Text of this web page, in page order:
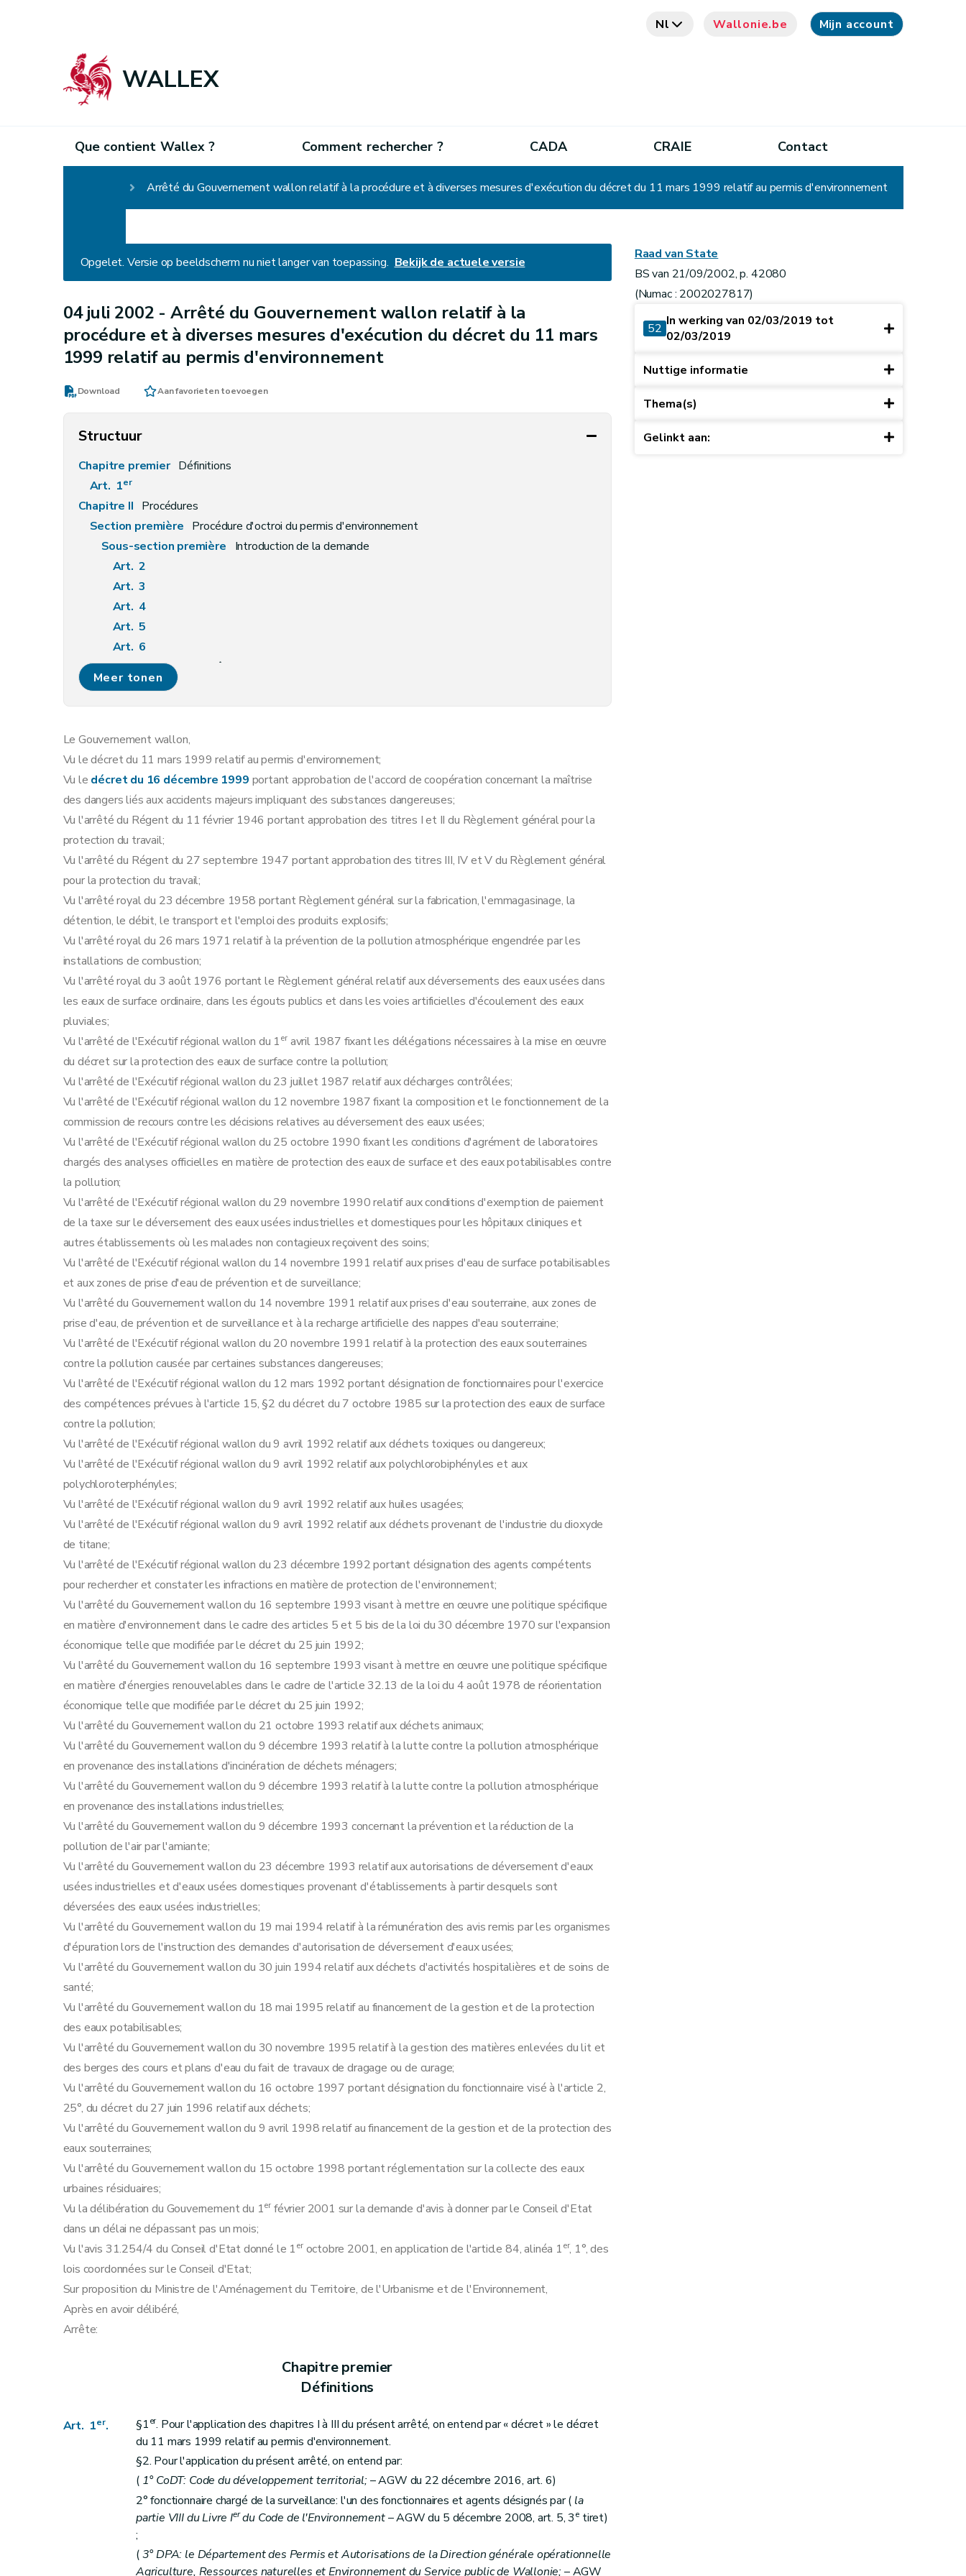
Nl Wallonie.be Mijn account
WALLEX
Que contient Wallex ? Comment rechercher ? CADA CRAIE Contact
Arrêté du Gouvernement wallon relatif à la procédure et à diverses mesures d'exécution du décret du 11 mars 1999 relatif au permis d'environnement
Opgelet. Versie op beeldscherm nu niet langer van toepassing. Bekijk de actuele versie
04 juli 2002 - Arrêté du Gouvernement wallon relatif à la
procédure et à diverses mesures d'exécution du décret du 11 mars
1999 relatif au permis d'environnement
Download Aan favorieten toevoegen
Structuur
Chapitre premier Définitions
Art. 1er
Chapitre II Procédures
Section première Procédure d'octroi du permis d'environnement
Sous-section première
Introduction de la demande
Art. 2
Art. 3
Art. 4
Art. 5
Art. 6
Sous-section 2
Enquête publique
Art. 7
Art. 10
Art. 11
Art. 12
Art. 13
Sous-section 3
Modalités de la concertation administrative relative aux demandes de permis d'environnement
Art. 14
Art. 15
Art. 16
Art. 17
Sous-section 4 Contenu minimum des avis requis lors de l'instruction des demandes de permis d'environnement
Art. 18
Sous-section 5 Contenu du permis d'environnement
Art. 19
Sous-section 6 Modalités d'instruction des recours dirigés contre les décisions relatives aux demandes de permis d'environnement
Art. 21
Art. 22
Art. 23
Art. 24
Art. 25
Art. 26
Sous-section 7 Tenue des registres des permis d'environnement
Art. 27
Art. 28
Art. 29
Section 2 Procédure d'octroi du permis unique
Sous-section première Introduction de la demande
Art. 30
Art. 31
Art. 32
Art. 33
Art. 34
Sous-section 2 Enquête publique
Art. 35
Art. 36
Art. 37
Art. 38
Art. 39
Art. 40
Art. 41
Sous-section 3
Art. 42
Art. 43
Art. 44
Art. 45
Sous-section 4 Contenu du permis unique
Art. 46
Sous-section 5 Modalités d'instruction des recours dirigés contre les décisions relatives aux demandes de permis unique
Art. 47
Art. 48
Art. 49
Art. 50
Art. 51
Art. 52
Art. 53
Art. 54
Art. 55
Sous-section 6 Tenue des registres
Art. 56
Art. 57
Art. 58
Section 3 (Dispositions complémentaires relatives aux établissements visés par l'accord de coopération entre l'Etat fédéral, les Régions flamande et wallonne et la Région de Bruxelles-Capitale concernant la maîtrise des dangers liés aux accidents majeurs impliquant des substances dangereuses
Art. 59
Art. 59
Art. 60
Sous-section 2 Documents à joindre à la demande de permis d'environnement et de permis unique
Art. 61
Art. 61
Sous-section 3 Instruction et délivrance du permis d'environnement et du permis unique
Art. 62
Art. 62
Art. 63
Art. 64
Sous-section 4 Surveillance et mesures administratives
Art. 65
Art. 66
Section 4 Déclarations
Sous-section première
Art. 71
Sous-section 2 Modalités du recours prévu à l'article 41 du décret contre les conditions complémentaires éventuelles
Art. 72
Art. 73
Art. 74
Art. 75
Sous-section 3
Art. 76
Meer tonen
Le Gouvernement wallon,
Vu le décret du 11 mars 1999 relatif au permis d'environnement;
Vu le décret du 16 décembre 1999 portant approbation de l'accord de coopération concernant la maîtrise
des dangers liés aux accidents majeurs impliquant des substances dangereuses;
Vu l'arrêté du Régent du 11 février 1946 portant approbation des titres I et II du Règlement général pour la
protection du travail;
Vu l'arrêté du Régent du 27 septembre 1947 portant approbation des titres III, IV et V du Règlement général
pour la protection du travail;
Vu l'arrêté royal du 23 décembre 1958 portant Règlement général sur la fabrication, l'emmagasinage, la
détention, le débit, le transport et l'emploi des produits explosifs;
Vu l'arrêté royal du 26 mars 1971 relatif à la prévention de la pollution atmosphérique engendrée par les
installations de combustion;
Vu l'arrêté royal du 3 août 1976 portant le Règlement général relatif aux déversements des eaux usées dans
les eaux de surface ordinaire, dans les égouts publics et dans les voies artificielles d'écoulement des eaux
pluviales;
Vu l'arrêté de l'Exécutif régional wallon du 1eravril 1987 fixant les délégations nécessaires à la mise en œuvre
du décret sur la protection des eaux de surface contre la pollution;
Vu l'arrêté de l'Exécutif régional wallon du 23 juillet 1987 relatif aux décharges contrôlées;
Vu l'arrêté de l'Exécutif régional wallon du 12 novembre 1987 fixant la composition et le fonctionnement de la
commission de recours contre les décisions relatives au déversement des eaux usées;
Vu l'arrêté de l'Exécutif régional wallon du 25 octobre 1990 fixant les conditions d'agrément de laboratoires
chargés des analyses officielles en matière de protection des eaux de surface et des eaux potabilisables contre
la pollution;
Vu l'arrêté de l'Exécutif régional wallon du 29 novembre 1990 relatif aux conditions d'exemption de paiement
de la taxe sur le déversement des eaux usées industrielles et domestiques pour les hôpitaux cliniques et
autres établissements où les malades non contagieux reçoivent des soins;
Vu l'arrêté de l'Exécutif régional wallon du 14 novembre 1991 relatif aux prises d'eau de surface potabilisables
et aux zones de prise d'eau de prévention et de surveillance;
Vu l'arrêté du Gouvernement wallon du 14 novembre 1991 relatif aux prises d'eau souterraine, aux zones de
prise d'eau, de prévention et de surveillance et à la recharge artificielle des nappes d'eau souterraine;
Vu l'arrêté de l'Exécutif régional wallon du 20 novembre 1991 relatif à la protection des eaux souterraines
contre la pollution causée par certaines substances dangereuses;
Vu l'arrêté de l'Exécutif régional wallon du 12 mars 1992 portant désignation de fonctionnaires pour l'exercice
des compétences prévues à l'article 15, §2 du décret du 7 octobre 1985 sur la protection des eaux de surface
contre la pollution;
Vu l'arrêté de l'Exécutif régional wallon du 9 avril 1992 relatif aux déchets toxiques ou dangereux;
Vu l'arrêté de l'Exécutif régional wallon du 9 avril 1992 relatif aux polychlorobiphényles et aux
polychloroterphényles;
Vu l'arrêté de l'Exécutif régional wallon du 9 avril 1992 relatif aux huiles usagées;
Vu l'arrêté de l'Exécutif régional wallon du 9 avril 1992 relatif aux déchets provenant de l'industrie du dioxyde
de titane;
Vu l'arrêté de l'Exécutif régional wallon du 23 décembre 1992 portant désignation des agents compétents
pour rechercher et constater les infractions en matière de protection de l'environnement;
Vu l'arrêté du Gouvernement wallon du 16 septembre 1993 visant à mettre en œuvre une politique spécifique
en matière d'environnement dans le cadre des articles 5 et 5 bis de la loi du 30 décembre 1970 sur l'expansion
économique telle que modifiée par le décret du 25 juin 1992;
Vu l'arrêté du Gouvernement wallon du 16 septembre 1993 visant à mettre en œuvre une politique spécifique
en matière d'énergies renouvelables dans le cadre de l'article 32.13 de la loi du 4 août 1978 de réorientation
économique telle que modifiée par le décret du 25 juin 1992;
Vu l'arrêté du Gouvernement wallon du 21 octobre 1993 relatif aux déchets animaux;
Vu l'arrêté du Gouvernement wallon du 9 décembre 1993 relatif à la lutte contre la pollution atmosphérique
en provenance des installations d'incinération de déchets ménagers;
Vu l'arrêté du Gouvernement wallon du 9 décembre 1993 relatif à la lutte contre la pollution atmosphérique
en provenance des installations industrielles;
Vu l'arrêté du Gouvernement wallon du 9 décembre 1993 concernant la prévention et la réduction de la
pollution de l'air par l'amiante;
Vu l'arrêté du Gouvernement wallon du 23 décembre 1993 relatif aux autorisations de déversement d'eaux
usées industrielles et d'eaux usées domestiques provenant d'établissements à partir desquels sont
déversées des eaux usées industrielles;
Vu l'arrêté du Gouvernement wallon du 19 mai 1994 relatif à la rémunération des avis remis par les organismes
d'épuration lors de l'instruction des demandes d'autorisation de déversement d'eaux usées;
Vu l'arrêté du Gouvernement wallon du 30 juin 1994 relatif aux déchets d'activités hospitalières et de soins de
santé;
Vu l'arrêté du Gouvernement wallon du 18 mai 1995 relatif au financement de la gestion et de la protection
des eaux potabilisables;
Vu l'arrêté du Gouvernement wallon du 30 novembre 1995 relatif à la gestion des matières enlevées du lit et
des berges des cours et plans d'eau du fait de travaux de dragage ou de curage;
Vu l'arrêté du Gouvernement wallon du 16 octobre 1997 portant désignation du fonctionnaire visé à l'article 2,
25°, du décret du 27 juin 1996 relatif aux déchets;
Vu l'arrêté du Gouvernement wallon du 9 avril 1998 relatif au financement de la gestion et de la protection des
eaux souterraines;
Vu l'arrêté du Gouvernement wallon du 15 octobre 1998 portant réglementation sur la collecte des eaux
urbaines résiduaires;
Vu la délibération du Gouvernement du 1er février 2001 sur la demande d'avis à donner par le Conseil d'Etat
dans un délai ne dépassant pas un mois;
Vu l'avis 31.254/4 du Conseil d'Etat donné le 1eroctobre 2001, en application de l'article 84, alinéa 1er, 1°, des
lois coordonnées sur le Conseil d'Etat;
Sur proposition du Ministre de l'Aménagement du Territoire, de l'Urbanisme et de l'Environnement,
Après en avoir délibéré,
Arrête:
Chapitre premier
Définitions
Art. 1er. §1er. Pour l'application des chapitres I à III du présent arrêté, on entend par « décret » le décret
du 11 mars 1999 relatif au permis d'environnement.
§2. Pour l'application du présent arrêté, on entend par:
( 1° CoDT: Code du développement territorial;– AGW du 22 décembre 2016, art. 6)
2° fonctionnaire chargé de la surveillance: l'un des fonctionnaires et agents désignés par ( la
partie VIII du Livre Ierdu Code de l'Environnement– AGW du 5 décembre 2008, art. 5, 3e tiret)
;
(3° DPA: le Département des Permis et Autorisations de la Direction générale opérationnelle
Agriculture, Ressources naturelles et Environnement du Service public de Wallonie;– AGW
Raad van State
BS van 21/09/2002, p. 42080
(Numac : 2002027817)
52 In werking van 02/03/2019 tot
02/03/2019
Nuttige informatie
Thema(s)
Gelinkt aan: